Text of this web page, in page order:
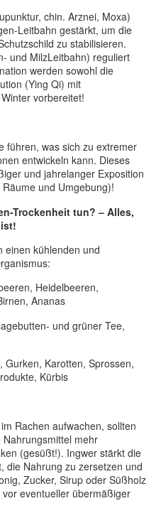
chin. Arznei, Moxa)
Leitbahn gestärkt, um die
zu stabilisieren.
und MilzLeitbahn) reguliert
werden sowohl die
(Ying Qi) mit
vorbereitet!
führen, was sich zu extremer
entwickeln kann. Dieses
und jahrelanger Exposition
und Umgebung)!
Trockenheit tun? – Alles,
einen kühlenden und
Heidelbeeren,
Ananas
und grüner Tee,
Karotten, Sprossen,
Kürbis
Rachen aufwachen, sollten
mehr
(gesüßt!). Ingwer stärkt die
die Nahrung zu zersetzen und
Zucker, Sirup oder Süßholz
eventueller übermäßiger